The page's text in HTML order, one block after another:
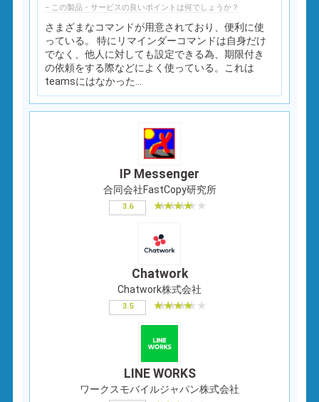
− この製品・サービスの良いポイントは何でしょうか？
さまざまなコマンドが用意されており、便利に使
っている。 特にリマインダーコマンドは自身だけ
でなく、他人に対しても設定できる為、期限付き
の依頼をする際などによく使っている。これは
teamsにはなかった...
IP Messenger
合同会社FastCopy研究所
3.6
Chatwork
Chatwork株式会社
3.5
LINE WORKS
ワークスモバイルジャパン株式会社